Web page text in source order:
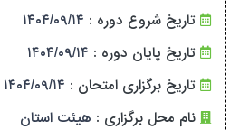
تاریخ شروع دوره : ۱۴۰۴/۰۹/۱۴
تاریخ پایان دوره : ۱۴۰۴/۰۹/۱۴
تاریخ برگزاری امتحان : ۱۴۰۴/۰۹/۱۴
نام محل برگزاری : هیئت استان